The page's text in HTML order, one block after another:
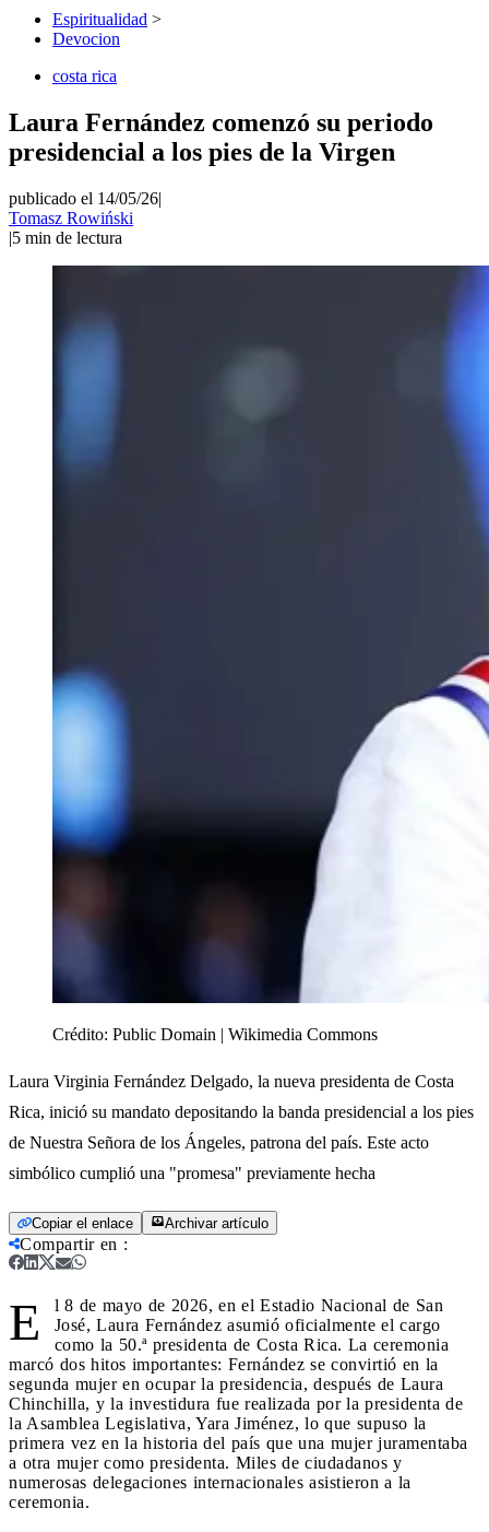
Espiritualidad >
Devocion
costa rica
Laura Fernández comenzó su periodo
presidencial a los pies de la Virgen
publicado el 14/05/26|
Tomasz Rowiński
|5 min de lectura
Crédito: Public Domain | Wikimedia Commons
Laura Virginia Fernández Delgado, la nueva presidenta de Costa
Rica, inició su mandato depositando la banda presidencial a los pies
de Nuestra Señora de los Ángeles, patrona del país. Este acto
simbólico cumplió una "promesa" previamente hecha
Copiar el enlace Archivar artículo
Compartir en :
E
l 8 de mayo de 2026, en el Estadio Nacional de San
José, Laura Fernández asumió oficialmente el cargo
como la 50.ª presidenta de Costa Rica. La ceremonia
marcó dos hitos importantes: Fernández se convirtió en la
segunda mujer en ocupar la presidencia, después de Laura
Chinchilla, y la investidura fue realizada por la presidenta de
la Asamblea Legislativa, Yara Jiménez, lo que supuso la
primera vez en la historia del país que una mujer juramentaba
a otra mujer como presidenta. Miles de ciudadanos y
numerosas delegaciones internacionales asistieron a la
ceremonia.